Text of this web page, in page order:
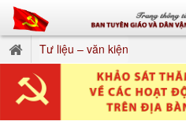
Tư liệu – văn kiện